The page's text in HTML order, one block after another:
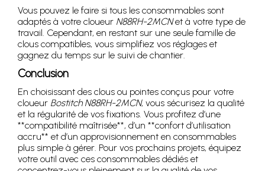
Vous pouvez le faire si tous les consommables sont
adaptés à votre cloueur N88RH-2MCNet à votre type de
travail. Cependant, en restant sur une seule famille de
clous compatibles, vous simplifiez vos réglages et
gagnez du temps sur le suivi de chantier.
Conclusion
En choisissant des clous ou pointes conçus pour votre
cloueur Bostitch N88RH-2MCN, vous sécurisez la qualité
et la régularité de vos fixations. Vous profitez d’une
**compatibilité maîtrisée**, d’un **confort d’utilisation
accru** et d’un approvisionnement en consommables
plus simple à gérer. Pour vos prochains projets, équipez
votre outil avec ces consommables dédiés et